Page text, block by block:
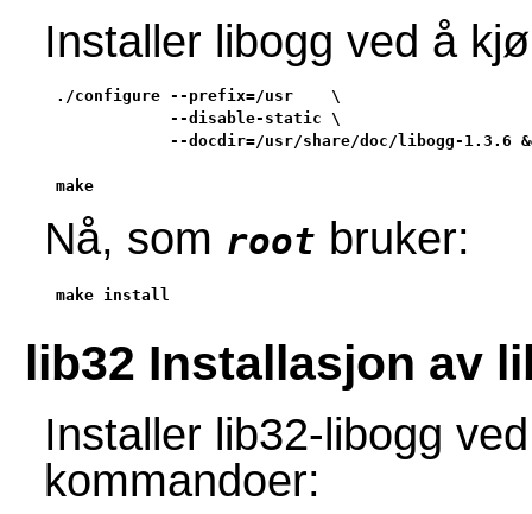
Installer libogg ved å
./configure --prefix=/usr    \
            --disable-static \
--docdir=/usr/share/doc/libogg-1.3.6
make
Nå, som root bruker:
make install
lib32 Installasjon av
Installer lib32-libogg
kommandoer: